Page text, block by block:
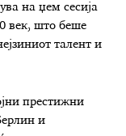
на џем сесија
век, што беше
талент и
престижни
и